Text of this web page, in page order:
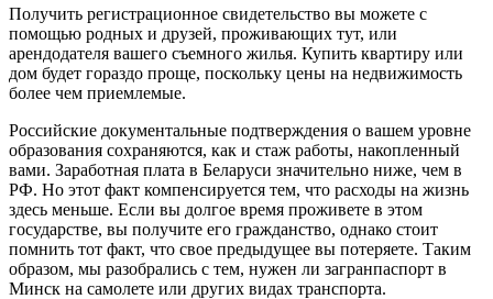
Получить регистрационное свидетельство вы можете с
помощью родных и друзей, проживающих тут, или
арендодателя вашего съемного жилья. Купить квартиру или
дом будет гораздо проще, поскольку цены на недвижимость
более чем приемлемые.
Российские документальные подтверждения о вашем уровне
образования сохраняются, как и стаж работы, накопленный
вами. Заработная плата в Беларуси значительно ниже, чем в
РФ. Но этот факт компенсируется тем, что расходы на жизнь
здесь меньше. Если вы долгое время проживете в этом
государстве, вы получите его гражданство, однако стоит
помнить тот факт, что свое предыдущее вы потеряете. Таким
образом, мы разобрались с тем, нужен ли загранпаспорт в
Минск на самолете или других видах транспорта.